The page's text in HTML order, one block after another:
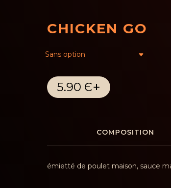
CHICKEN GO
5.90 Є+
COMPOSITION
émietté de poulet maison, sauce